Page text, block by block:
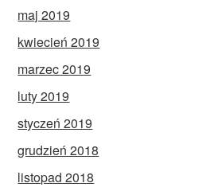
maj 2019
kwiecień 2019
marzec 2019
luty 2019
styczeń 2019
grudzień 2018
listopad 2018